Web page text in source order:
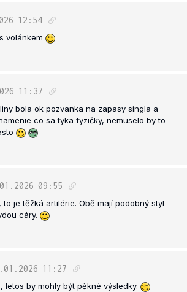
12:54
volánkem
11:37
bola ok pozvanka na zapasy singla a
co sa tyka fyzičky, nemuselo by to
09:55
to je těžká artilérie. Obě mají podobný styl
cáry.
11:27
letos by mohly být pěkné výsledky.